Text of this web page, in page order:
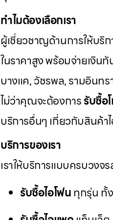
ทำไมต้องเลือกเรา
ผู้เชี่ยวชาญด้านการให้บริ
ในราคาสูง พร้อมจ่ายเงิน
บางแค, วัชรพล, รามอินท
ไม่ว่าคุณจะต้องการรับซื้อ
บริการอื่นๆ เกี่ยวกับสินค้า
บริการของเรา
เราให้บริการแบบครบวง
รับซื้อไอโฟนทุกรุ่น ทั้